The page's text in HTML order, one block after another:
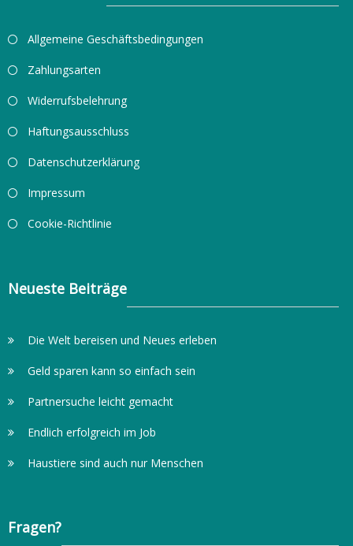
Allgemeine Geschäftsbedingungen
Zahlungsarten
Widerrufsbelehrung
Haftungsausschluss
Datenschutzerklärung
Impressum
Cookie-Richtlinie
Neueste Beiträge
Die Welt bereisen und Neues erleben
Geld sparen kann so einfach sein
Partnersuche leicht gemacht
Endlich erfolgreich im Job
Haustiere sind auch nur Menschen
Fragen?